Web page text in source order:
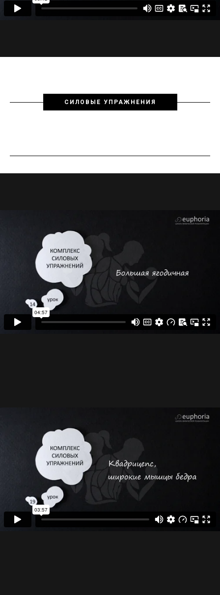
СИЛОВЫЕ УПРАЖНЕНИЯ